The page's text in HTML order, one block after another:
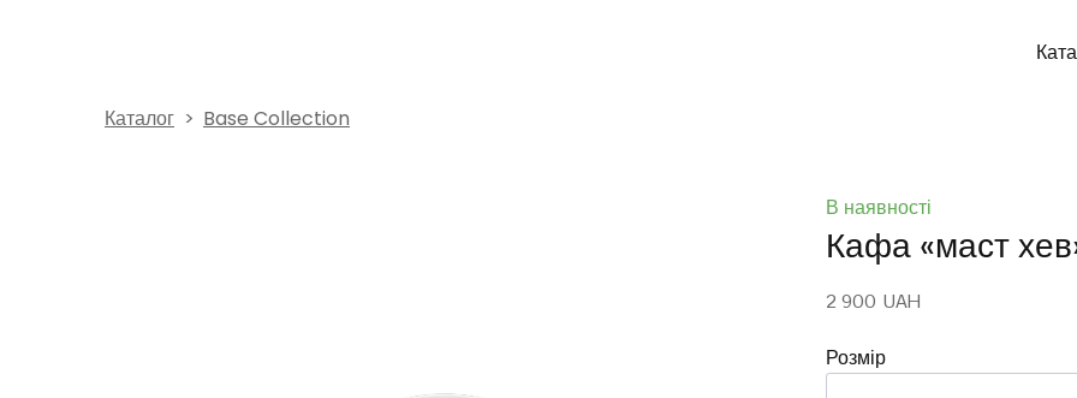
Каталог Base Collection
В наявності
Кафа «маст
2 900  UAH
Розмір